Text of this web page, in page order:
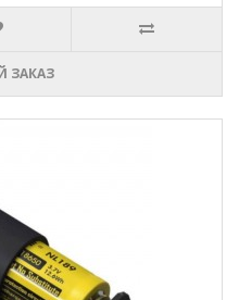
ЗАКАЗ